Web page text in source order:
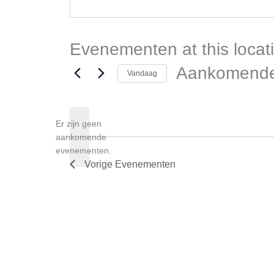
Evenementen at this
Bericht
Er zijn geen
aankomende
evenementen.
Vandaag
Vorige Evenementen